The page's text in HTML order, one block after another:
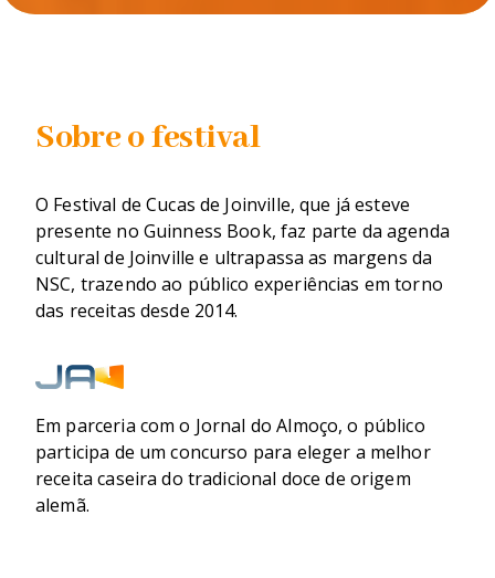
Sobre o festival
O Festival de Cucas de Joinville, que já esteve
presente no Guinness Book, faz parte da agenda
cultural de Joinville e ultrapassa as margens da
NSC, trazendo ao público experiências em torno
das receitas desde 2014.
Em parceria com o Jornal do Almoço, o público
participa de um concurso para eleger a melhor
receita caseira do tradicional doce de origem
alemã.